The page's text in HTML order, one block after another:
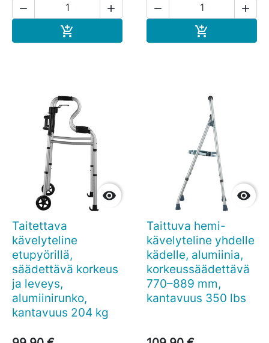
 

 


Taitettava
kävelyteline
etupyörillä,
säädettävä korkeus
ja leveys,
alumiinirunko,
kantavuus 204 kg

Taittuva hemi-
kävelyteline yhdelle
kädelle, alumiinia,
korkeussäädettävä
770–889 mm,
kantavuus 350 lbs